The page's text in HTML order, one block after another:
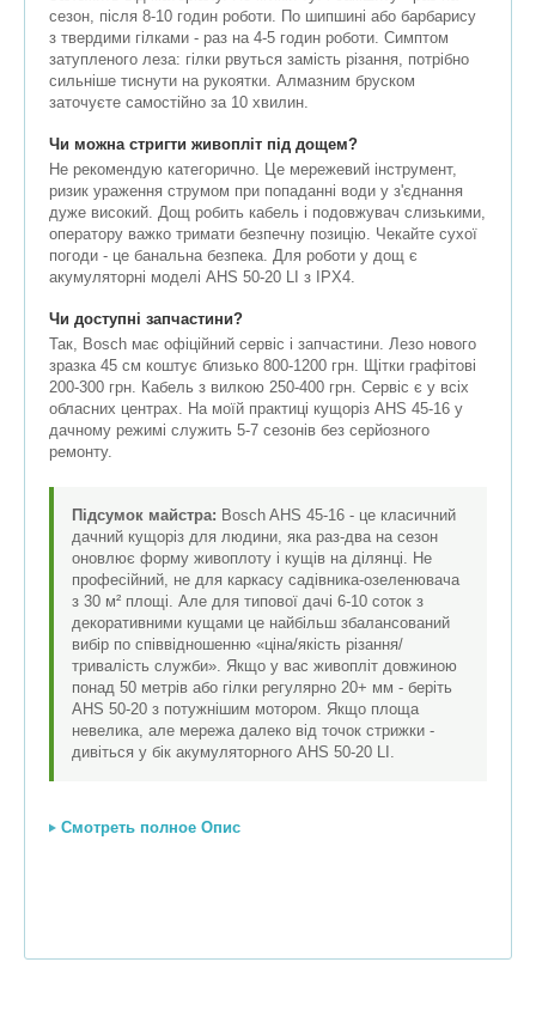
сезон, після 8-10 годин роботи. По шипшині або барбарису
з твердими гілками - раз на 4-5 годин роботи. Симптом
затупленого леза: гілки рвуться замість різання, потрібно
сильніше тиснути на рукоятки. Алмазним бруском
заточуєте самостійно за 10 хвилин.
Чи можна стригти живопліт під дощем?
Не рекомендую категорично. Це мережевий інструмент,
ризик ураження струмом при попаданні води у з'єднання
дуже високий. Дощ робить кабель і подовжувач слизькими,
оператору важко тримати безпечну позицію. Чекайте сухої
погоди - це банальна безпека. Для роботи у дощ є
акумуляторні моделі AHS 50-20 LI з IPX4.
Чи доступні запчастини?
Так, Bosch має офіційний сервіс і запчастини. Лезо нового
зразка 45 см коштує близько 800-1200 грн. Щітки графітові
200-300 грн. Кабель з вилкою 250-400 грн. Сервіс є у всіх
обласних центрах. На моїй практиці кущоріз AHS 45-16 у
дачному режимі служить 5-7 сезонів без серйозного
ремонту.
Підсумок майстра: Bosch AHS 45-16 - це класичний
дачний кущоріз для людини, яка раз-два на сезон
оновлює форму живоплоту і кущів на ділянці. Не
професійний, не для каркасу садівника-озеленювача
з 30 м² площі. Але для типової дачі 6-10 соток з
декоративними кущами це найбільш збалансований
вибір по співвідношенню «ціна/якість різання/
тривалість служби». Якщо у вас живопліт довжиною
понад 50 метрів або гілки регулярно 20+ мм - беріть
AHS 50-20 з потужнішим мотором. Якщо площа
невелика, але мережа далеко від точок стрижки -
дивіться у бік акумуляторного AHS 50-20 LI.
Смотреть полное Опис